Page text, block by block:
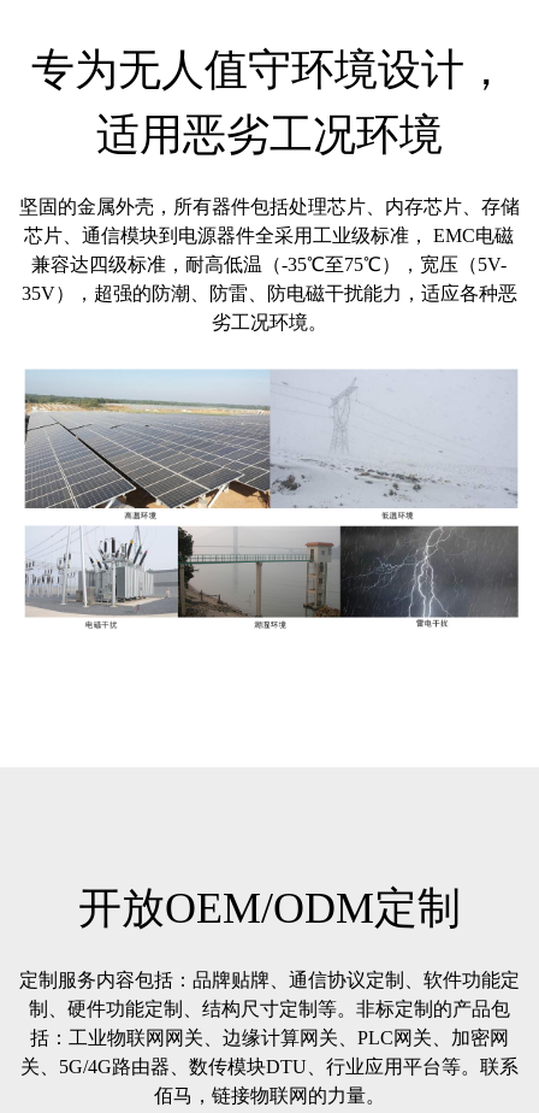
专为无人值守环境设计，
适用恶劣工况环境
坚固的金属外壳，所有器件包括处理芯片、内存芯片、存储
芯片、通信模块到电源器件全采用工业级标准， EMC电磁
兼容达四级标准，耐高低温（-35℃至75℃），宽压（5V-
35V），超强的防潮、防雷、防电磁干扰能力，适应各种恶
劣工况环境。
开放OEM/ODM定制
定制服务内容包括：品牌贴牌、通信协议定制、软件功能定
制、硬件功能定制、结构尺寸定制等。非标定制的产品包
括：工业物联网网关、边缘计算网关、PLC网关、加密网
关、5G/4G路由器、数传模块DTU、行业应用平台等。联系
佰马，链接物联网的力量。